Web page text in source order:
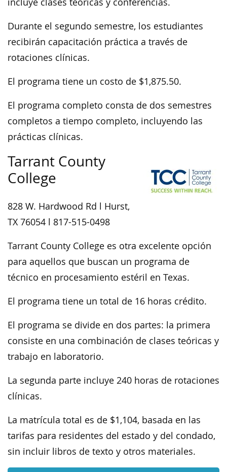
Durante el segundo semestre, los estudiantes
recibirán capacitación práctica a través de
rotaciones clínicas.
El programa tiene un costo de $1,875.50.
El programa completo consta de dos semestres
completos a tiempo completo, incluyendo las
prácticas clínicas.
Tarrant County
College
828 W. Hardwood Rd l Hurst,
TX 76054 l 817-515-0498
Tarrant County College es otra excelente opción
para aquellos que buscan un programa de
técnico en procesamiento estéril en Texas.
El programa tiene un total de 16 horas crédito.
El programa se divide en dos partes: la primera
consiste en una combinación de clases teóricas y
trabajo en laboratorio.
La segunda parte incluye 240 horas de rotaciones
clínicas.
La matrícula total es de $1,104, basada en las
tarifas para residentes del estado y del condado,
sin incluir libros de texto y otros materiales.